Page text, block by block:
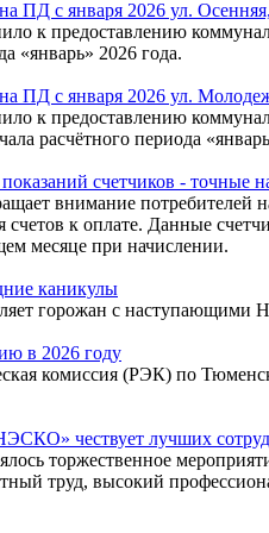
ПД с января 2026 ул.
предоставлению
«январь» 2026 года.
ПД с января 2026 ул.
предоставлению
расчётного периода
счетчиков - точные
внимание потребителей на
счетов к оплате. Данные
месяце при начислении.
каникулы
горожан с наступающими
в 2026 году
комиссия (РЭК) по
чествует лучших
торжественное
труд, высокий